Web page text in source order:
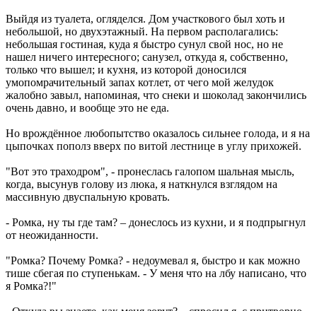
Выйдя из туалета, огляделся. Дом участкового был хоть и
небольшой, но двухэтажный. На первом располагались:
небольшая гостиная, куда я быстро сунул свой нос, но не
нашел ничего интересного; санузел, откуда я, собственно,
только что вышел; и кухня, из которой доносился
умопомрачительный запах котлет, от чего мой желудок
жалобно завыл, напоминая, что снеки и шоколад закончились
очень давно, и вообще это не еда.
Но врождённое любопытство оказалось сильнее голода, и я на
цыпочках пополз вверх по витой лестнице в углу прихожей.
"Вот это траходром", - пронеслась галопом шальная мысль,
когда, высунув голову из люка, я наткнулся взглядом на
массивную двуспальную кровать.
- Ромка, ну ты где там? – донеслось из кухни, и я подпрыгнул
от неожиданности.
"Ромка? Почему Ромка? - недоумевал я, быстро и как можно
тише сбегая по ступенькам. - У меня что на лбу написано, что
я Ромка?!"